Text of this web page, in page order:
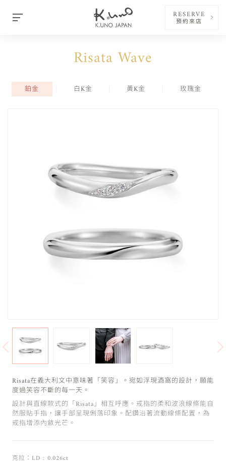
RESERVE
預約來店
Risata Wave
鉑金 白K金 黃K金 玫瑰金
Risata在義大利文中意味著「笑容」。宛如浮現酒窩的設計，願能
度過笑容不斷的每一天。
設計與直線款式的「Risata」相互呼應。戒指的柔和波浪線條能自
然服貼手指，讓手部呈現俐落印象。配鑽沿著流動線條配置，為
戒指增添內斂光芒。
克拉：LD : 0.026ct